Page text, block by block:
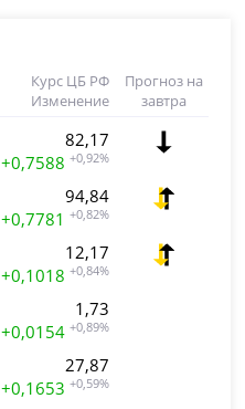
Курс ЦБ РФ
Изменение
Прогноз на
завтра
82,17
+0,7588 +0,92%
94,84
+0,7781 +0,82%
12,17
+0,1018 +0,84%
1,73
+0,0154 +0,89%
27,87
+0,1653 +0,59%